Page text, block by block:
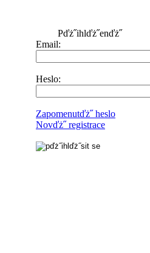
Pďż˝ihlďż˝enďż˝
Email:
Heslo:
Zapomenutďż˝ heslo
Novďż˝ registrace